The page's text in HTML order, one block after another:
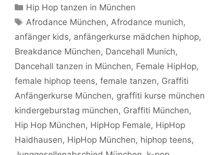
Kategorien
Hip Hop tanzen in München
Schlagwörter
Afrodance München,Afrodance munich,
anfänger kids, anfängerkurse mädchen hiphop,
Breakdance München, Dancehall Munich,
Dancehall tanzen in München, Female HipHop,
female hiphop teens, female tanzen, Graffiti
Anfängerkurse München, graffiti kurse münchen
kindergeburstag münchen, Graffiti München,
Hip Hop München, HipHop Female, HipHop
Haidhausen, HipHop München, hiphop teens,